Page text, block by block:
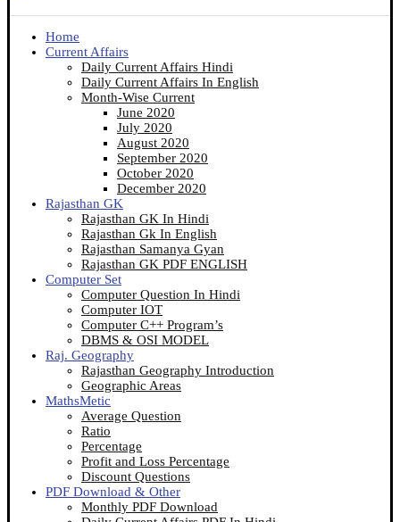
Home
Current Affairs
Daily Current Affairs Hindi
Daily Current Affairs In English
Month-Wise Current
June 2020
July 2020
August 2020
September 2020
October 2020
December 2020
Rajasthan GK
Rajasthan GK In Hindi
Rajasthan Gk In English
Rajasthan Samanya Gyan
Rajasthan GK PDF ENGLISH
Computer Set
Computer Question In Hindi
Computer IOT
Computer C++ Program’s
DBMS & OSI MODEL
Raj. Geography
Rajasthan Geography Introduction
Geographic Areas
MathsMetic
Average Question
Ratio
Percentage
Profit and Loss Percentage
Discount Questions
PDF Download & Other
Monthly PDF Download